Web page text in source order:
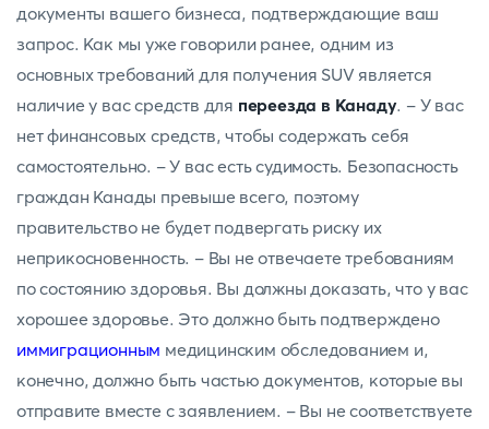
документы вашего бизнеса, подтверждающие ваш
запрос. Как мы уже говорили ранее, одним из
основных требований для получения SUV является
наличие у вас средств для переезда в Канаду. - У вас
нет финансовых средств, чтобы содержать себя
самостоятельно. - У вас есть судимость. Безопасность
граждан Канады превыше всего, поэтому
правительство не будет подвергать риску их
неприкосновенность. - Вы не отвечаете требованиям
по состоянию здоровья. Вы должны доказать, что у вас
хорошее здоровье. Это должно быть подтверждено
иммиграционным медицинским обследованием и,
конечно, должно быть частью документов, которые вы
отправите вместе с заявлением. - Вы не соответствуете